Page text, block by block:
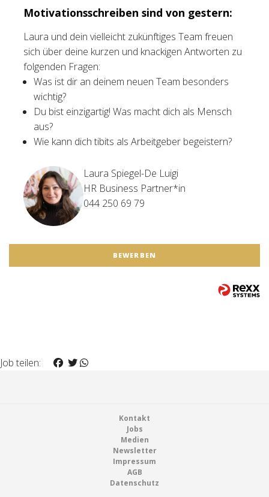
Motivationsschreiben sind von gestern:
Laura und dein vielleicht zukünftiges Team freuen
sich über deine kurzen und knackigen Antworten zu
folgenden Fragen:
Was ist dir an deinem neuen Team besonders
wichtig?
Du bist einzigartig! Was macht dich als Mensch
aus?
Wie kann dich tibits als Arbeitgeber begeistern?
Laura Spiegel-De Luigi
HR Business Partner*in
044 250 69 79
BEWERBEN
Job teilen:
Kontakt
Jobs
Medien
Newsletter
Impressum
AGB
Datenschutz